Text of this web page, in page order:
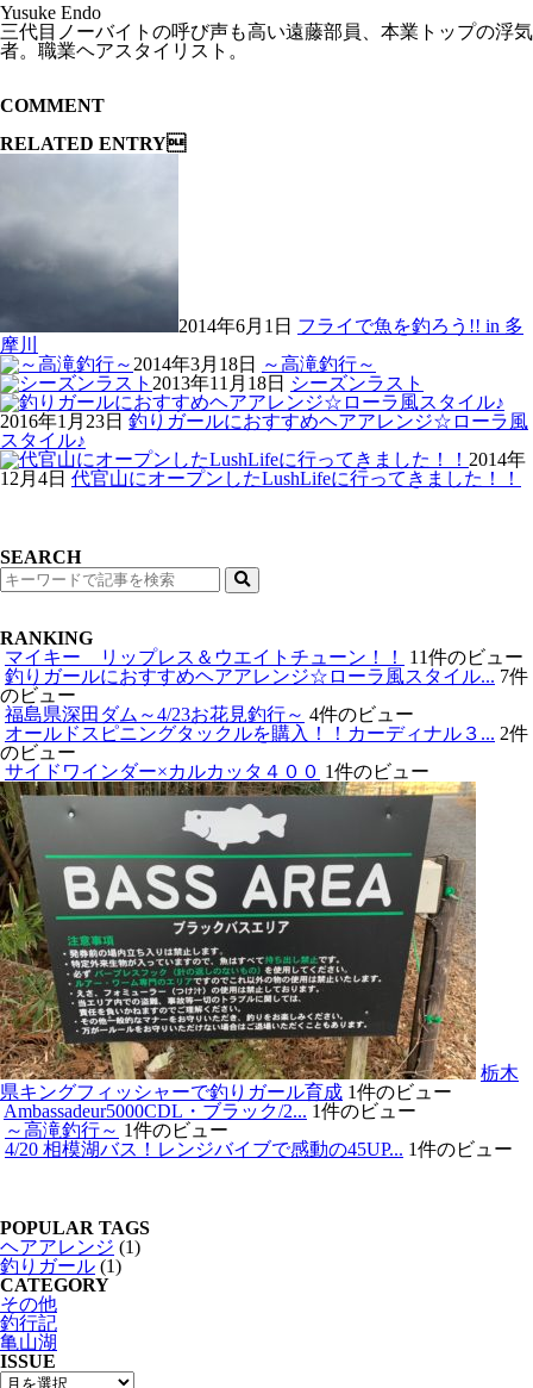
Yusuke Endo
三代目ノーバイトの呼び声も高い遠藤部員、本業トップの浮気
者。職業ヘアスタイリスト。
COMMENT
RELATED ENTRY
2014年6月1日 フライで魚を釣ろう!! in 多
摩川
2014年3月18日
～高滝釣行～
2013年11月18日 シーズンラスト
2016年1月23日 釣りガールにおすすめヘアアレンジ☆ローラ風
スタイル♪
2014年
12月4日 代官山にオープンしたLushLifeに行ってきました！！
SEARCH
検
索
RANKING
マイキー リップレス＆ウエイトチューン！！
11件のビュー
釣りガールにおすすめヘアアレンジ☆ローラ風スタイル... 7件
のビュー
福島県深田ダム～4/23お花見釣行～ 4件のビュー
オールドスピニングタックルを購入！！カーディナル３... 2件
のビュー
サイドワインダー×カルカッタ４００ 1件のビュー
栃木
県キングフィッシャーで釣りガール育成 1件のビュー
Ambassadeur5000CDL・ブラック/2... 1件のビュー
～高滝釣行～ 1件のビュー
4/20 相模湖バス！レンジバイブで感動の45UP... 1件のビュー
POPULAR TAGS
ヘアアレンジ (1)
釣りガール (1)
CATEGORY
その他
釣行記
亀山湖
ISSUE